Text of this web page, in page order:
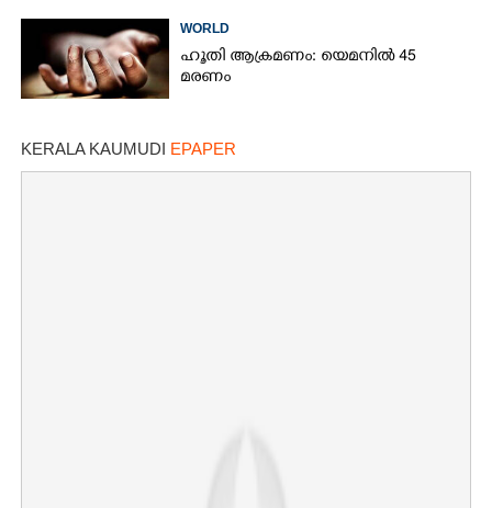
WORLD
ഹൂതി ആക്രമണം: യെമനിൽ 45
മരണം
KERALA KAUMUDI EPAPER